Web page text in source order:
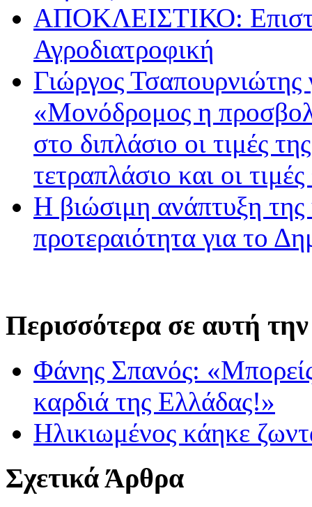
ΑΠΟΚΛΕΙΣΤΙΚΟ:
Αγροδιατροφική
Γιώργος
«Μονόδρομος η
στο διπλάσιο οι τιμές
τετραπλάσιο και οι
Η βιώσιμη ανάπτυξη της
προτεραιότητα για το
Περισσότερα σε αυτή
Φάνης Σπανός:
καρδιά της Ελλάδας!»
Ηλικιωμένος κάηκε
Σχετικά Άρθρα